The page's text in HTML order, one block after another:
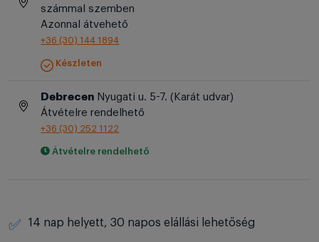
számmal szemben
Azonnal átvehető
+36 (30) 144 1894
Készleten
Debrecen Nyugati u. 5-7. (Karát udvar)
Átvételre rendelhető
+36 (30) 252 1122
Átvételre rendelhető
✅ 14 nap helyett, 30 napos elállási lehetőség